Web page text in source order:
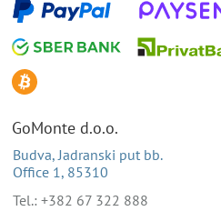
GoMonte d.o.o.
Budva, Jadranski put bb.
Office 1, 85310
Tel.: +382 67 322 888